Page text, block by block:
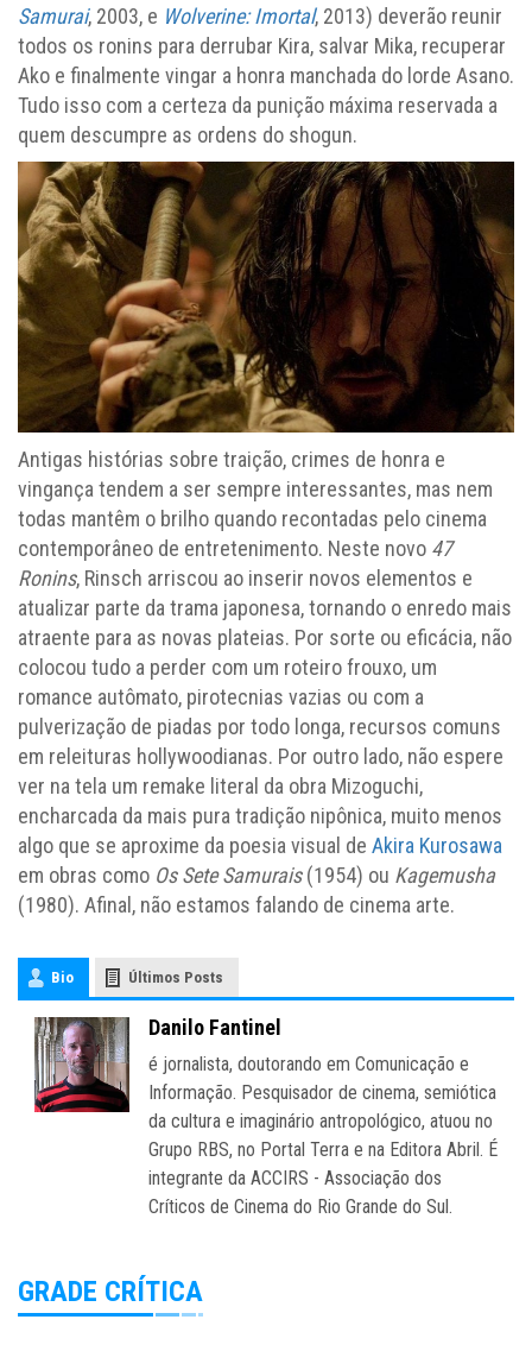
Samurai, 2003, e Wolverine: Imortal, 2013) deverão reunir
todos os ronins para derrubar Kira, salvar Mika, recuperar
Ako e finalmente vingar a honra manchada do lorde Asano.
Tudo isso com a certeza da punição máxima reservada a
quem descumpre as ordens do shogun.
Antigas histórias sobre traição, crimes de honra e
vingança tendem a ser sempre interessantes, mas nem
todas mantêm o brilho quando recontadas pelo cinema
contemporâneo de entretenimento. Neste novo 47
Ronins, Rinsch arriscou ao inserir novos elementos e
atualizar parte da trama japonesa, tornando o enredo mais
atraente para as novas plateias. Por sorte ou eficácia, não
colocou tudo a perder com um roteiro frouxo, um
romance autômato, pirotecnias vazias ou com a
pulverização de piadas por todo longa, recursos comuns
em releituras hollywoodianas. Por outro lado, não espere
ver na tela um remake literal da obra Mizoguchi,
encharcada da mais pura tradição nipônica, muito menos
algo que se aproxime da poesia visual de Akira Kurosawa
em obras como Os Sete Samurais(1954) ou Kagemusha
(1980). Afinal, não estamos falando de cinema arte.
Bio Últimos Posts
Danilo Fantinel
é jornalista, doutorando em Comunicação e
Informação. Pesquisador de cinema, semiótica
da cultura e imaginário antropológico, atuou no
Grupo RBS, no Portal Terra e na Editora Abril. É
integrante da ACCIRS - Associação dos
Críticos de Cinema do Rio Grande do Sul.
GRADE CRÍTICA